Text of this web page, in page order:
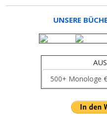
UNSERE